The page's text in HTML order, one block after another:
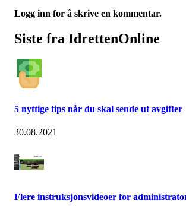
Logg inn for å skrive en kommentar.
Siste fra IdrettenOnline
5 nyttige tips når du skal sende ut avgifter
30.08.2021
Flere instruksjonsvideoer for